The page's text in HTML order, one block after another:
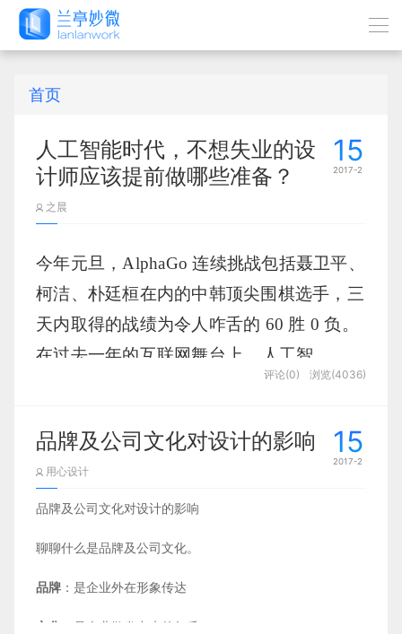
首页
15
2017-2
人工智能时代，不想失业的设
计师应该提前做哪些准备？
之晨
今年元旦，AlphaGo 连续挑战包括聂卫平、
柯洁、朴廷桓在内的中韩顶尖围棋选手，三
天内取得的战绩为令人咋舌的 60 胜 0 负。
在过去一年的互联网舞台上，
人工智
（Artificial Intelligence）站在了聚光灯的
上了一个大大的惊叹号。
本文转载自「UX Coffee 设计咖」微信公众
评论(0) 浏览(4036)
15
2017-2
品牌及公司文化对设计的影响
用心设计
品牌及公司文化对设计的影响
聊聊什么是品牌及公司文化。
品牌 ：是企业外在形象传达
文化 ：是企业散发出来的气质